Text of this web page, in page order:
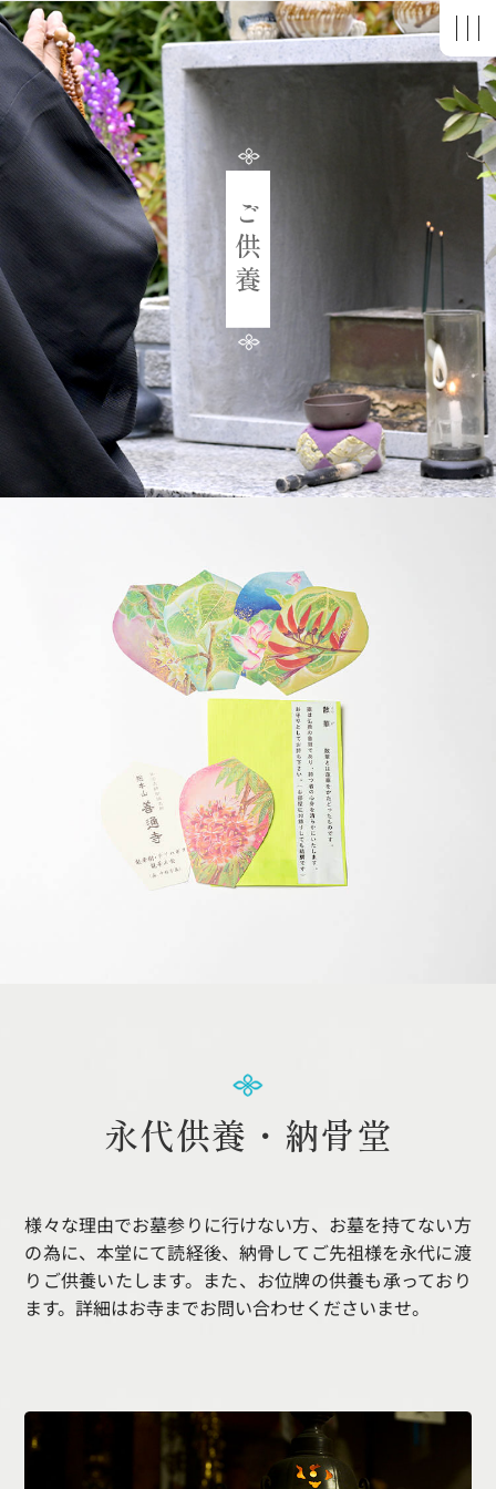
永代供養・納骨堂
様々な理由でお墓参りに行けない方、お墓を持てない方
の為に、本堂にて読経後、納骨してご先祖様を永代に渡
りご供養いたします。 また、お位牌の供養も承っており
ます。詳細はお寺までお問い合わせくださいませ。